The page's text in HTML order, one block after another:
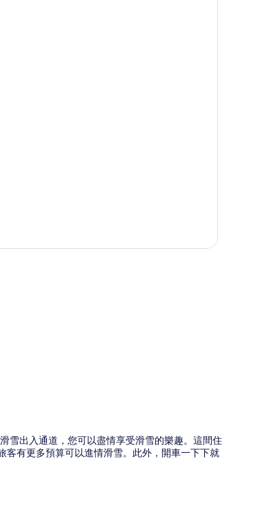
雪出入通道，您可以盡情享受滑雪的樂趣。這間住
有更多預算可以進情滑雪。此外，開車一下下就